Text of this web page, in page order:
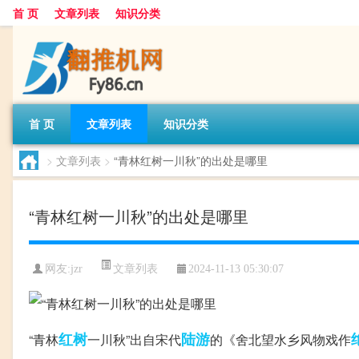
首 页 文章列表 知识分类
首 页 文章列表 知识分类
> 文章列表 > “青林红树一川秋”的出处是哪里
“青林红树一川秋”的出处是哪里
网友:jzr 文章列表 2024-11-13 05:30:07
“青林红树一川秋”出自宋代陆游的《舍北望水乡风物戏作